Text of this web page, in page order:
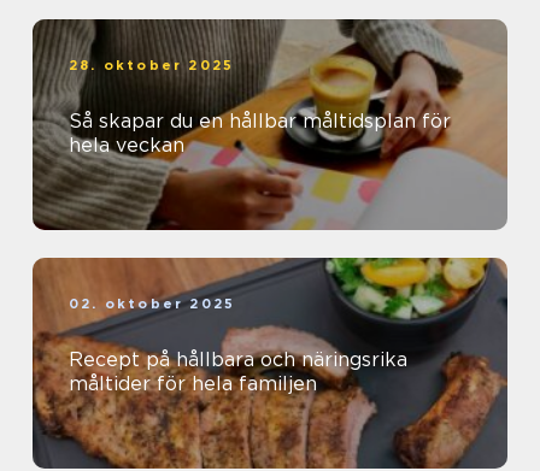
28. oktober 2025
Så skapar du en hållbar måltidsplan för
hela veckan
02. oktober 2025
Recept på hållbara och näringsrika
måltider för hela familjen